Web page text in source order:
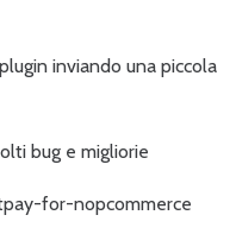
inviando una piccola
bug e migliorie
for-nopcommerce